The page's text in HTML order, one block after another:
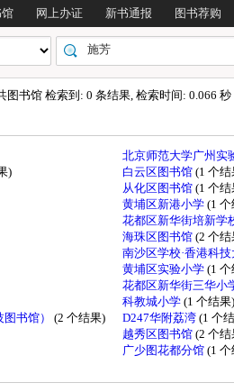
网上办证 新书通报 图书荐购
图书馆 检索到: 0 条结果, 检索时间: 0.066 秒
北京师范大学广州实
) 白云区图书馆 (1 个结
从化区图书馆 (1 个结
黄埔区新港小学 (1
花都区新华街培新学
海珠区图书馆 (2 个结
南沙区学校·香港科
黄埔区实验小学 (1
花都区新华街三华小
科教城小学 (1 个结果)
书馆） (2 个结果) D247华附荔湾 (1 个
越秀区图书馆 (2 个结
广少图花都分馆 (1